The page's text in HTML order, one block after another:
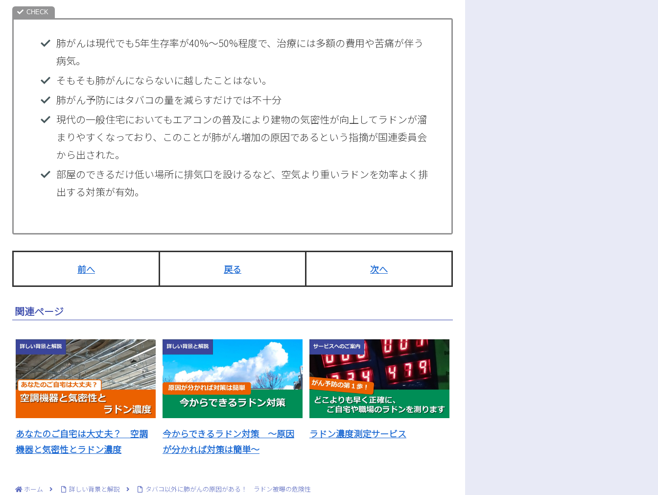
肺がんは現代でも5年生存率が40%～50%程度で、治療には多額の費用や苦痛が伴う
病気。
そもそも肺がんにならないに越したことはない。
肺がん予防にはタバコの量を減らすだけでは不十分
現代の一般住宅においてもエアコンの普及により建物の気密性が向上してラドンが溜
まりやすくなっており、このことが肺がん増加の原因であるという指摘が国連委員会
から出された。
部屋のできるだけ低い場所に排気口を設けるなど、空気より重いラドンを効率よく排
出する対策が有効。
前へ 戻る 次へ
関連ページ
あなたのご自宅は大丈夫？ 空調
機器と気密性とラドン濃度
今からできるラドン対策 ～原因
が分かれば対策は簡単～
ラドン濃度測定サービス
ホーム 詳しい背景と解説 タバコ以外に肺がんの原因がある！ ラドン被曝の危険性